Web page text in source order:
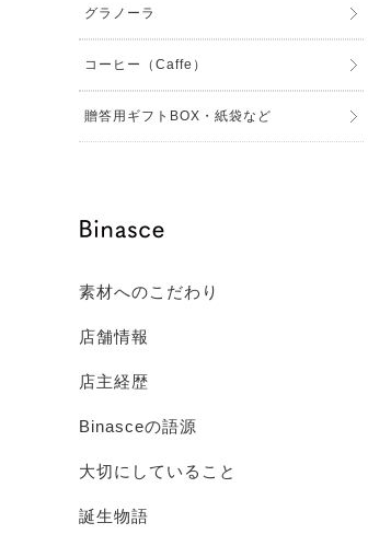
グラノーラ
コーヒー（Caffe）
贈答用ギフトBOX・紙袋など
素材へのこだわり
店舗情報
店主経歴
Binasceの語源
大切にしていること
誕生物語